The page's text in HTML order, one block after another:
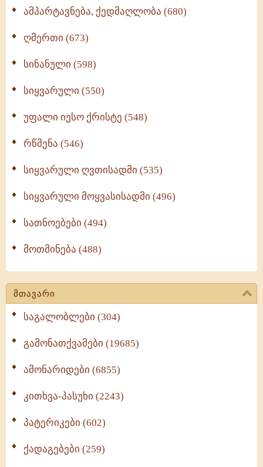
ამპარტავნება, ქედმაღლობა (680)
ღმერთი (673)
სინანული (598)
სიყვარული (550)
უფალი იესო ქრისტე (548)
რწმენა (546)
სიყვარული ღვთისადმი (535)
სიყვარული მოყვასისადმი (496)
სათნოებები (494)
მოთმინება (488)
მთავარი
საგალობლები (304)
გამონათქვამები (19685)
ამონარიდები (6855)
კითხვა-პასუხი (2243)
პატერიკები (602)
ქადაგებები (259)